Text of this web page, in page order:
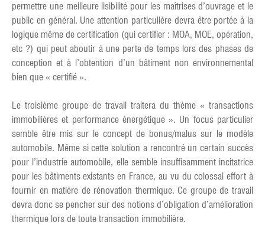
permettre une meilleure lisibilité pour les maîtrises d’ouvrage et le
public en général. Une attention particulière devra être portée à la
logique même de certification (qui certifier : MOA, MOE, opération,
etc ?) qui peut aboutir à une perte de temps lors des phases de
conception et à l’obtention d’un bâtiment non environnemental
bien que « certifié ».
Le troisième groupe de travail traitera du thème « transactions
immobilières et performance énergétique ». Un focus particulier
semble être mis sur le concept de bonus/malus sur le modèle
automobile. Même si cette solution a rencontré un certain succès
pour l’industrie automobile, elle semble insuffisamment incitatrice
pour les bâtiments existants en France, au vu du colossal effort à
fournir en matière de rénovation thermique. Ce groupe de travail
devra donc se pencher sur des notions d’obligation d’amélioration
thermique lors de toute transaction immobilière.